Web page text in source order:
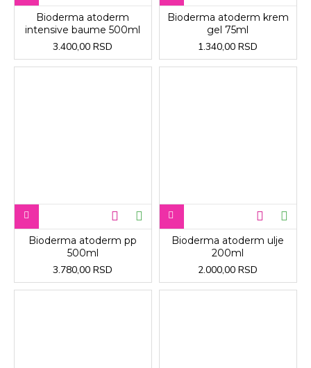
Bioderma atoderm
intensive baume 500ml
3.400,00 RSD
Bioderma atoderm krem
gel 75ml
1.340,00 RSD
Bioderma atoderm pp
500ml
3.780,00 RSD
Bioderma atoderm ulje
200ml
2.000,00 RSD